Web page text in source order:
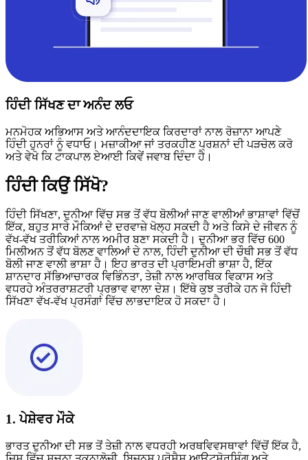
ਹਿੰਦੀ ਸਿੱਖਣ ਦਾ ਅਨੰਦ ਲਓ
ਮਨਮੋਹਕ ਅਭਿਆਸ ਅਤੇ ਆਨੰਦਦਾਇਕ ਕਿਰਦਾਰਾਂ ਨਾਲ ਰੋਜ਼ਾਨਾ ਆਪਣੇ
ਹਿੰਦੀ ਹੁਨਰਾਂ ਨੂੰ ਵਧਾਓ। ਮਜ਼ਾਕੀਆ ਜਾਂ ਤਰਕਹੀਣ ਪ੍ਰਸ਼ਨਾਂ ਦੀ ਪੜਚੋਲ ਕਰੋ
ਅਤੇ ਵੇਖੋ ਕਿ ਟਾਕਪਾਲ ਏਆਈ ਕਿਵੇਂ ਜਵਾਬ ਦਿੰਦਾ ਹੈ।
ਹਿੰਦੀ ਕਿਉਂ ਸਿੱਖੋ?
ਹਿੰਦੀ ਸਿੱਖਣਾ, ਦੁਨੀਆ ਵਿੱਚ ਸਭ ਤੋਂ ਵੱਧ ਬੋਲੀਆਂ ਜਾਣ ਵਾਲੀਆਂ ਭਾਸ਼ਾਵਾਂ ਵਿੱਚੋਂ
ਇੱਕ, ਬਹੁਤ ਸਾਰੇ ਮੌਕਿਆਂ ਦੇ ਦਰਵਾਜ਼ੇ ਖੋਲ੍ਹ ਸਕਦੀ ਹੈ ਅਤੇ ਕਿਸੇ ਦੇ ਜੀਵਨ ਨੂੰ
ਵੱਖ-ਵੱਖ ਤਰੀਕਿਆਂ ਨਾਲ ਅਮੀਰ ਬਣਾ ਸਕਦੀ ਹੈ। ਦੁਨੀਆ ਭਰ ਵਿੱਚ 600
ਮਿਲੀਅਨ ਤੋਂ ਵੱਧ ਬੋਲਣ ਵਾਲਿਆਂ ਦੇ ਨਾਲ, ਹਿੰਦੀ ਦੁਨੀਆ ਦੀ ਚੌਥੀ ਸਭ ਤੋਂ ਵੱਧ
ਬੋਲੀ ਜਾਣ ਵਾਲੀ ਭਾਸ਼ਾ ਹੈ। ਇਹ ਭਾਰਤ ਦੀ ਪ੍ਰਾਇਮਰੀ ਭਾਸ਼ਾ ਹੈ, ਇੱਕ
ਸ਼ਾਨਦਾਰ ਸੱਭਿਆਚਾਰਕ ਵਿਭਿੰਨਤਾ, ਤੇਜ਼ੀ ਨਾਲ ਆਰਥਿਕ ਵਿਕਾਸ ਅਤੇ
ਵਧਰਹੇ ਅੰਤਰਰਾਸ਼ਟਰੀ ਪ੍ਰਭਾਵ ਵਾਲਾ ਦੇਸ਼। ਇੱਥੇ ਕੁਝ ਤਰੀਕੇ ਹਨ ਜੋ ਹਿੰਦੀ
ਸਿੱਖਣਾ ਵੱਖ-ਵੱਖ ਪ੍ਰਸੰਗਾਂ ਵਿੱਚ ਲਾਭਦਾਇਕ ਹੋ ਸਕਦਾ ਹੈ।
1. ਪੇਸ਼ੇਵਰ ਮੌਕੇ
ਭਾਰਤ ਦੁਨੀਆ ਦੀ ਸਭ ਤੋਂ ਤੇਜ਼ੀ ਨਾਲ ਵਧਰਹੀ ਅਰਥਵਿਵਸਥਾਵਾਂ ਵਿੱਚੋਂ ਇੱਕ ਹੈ,